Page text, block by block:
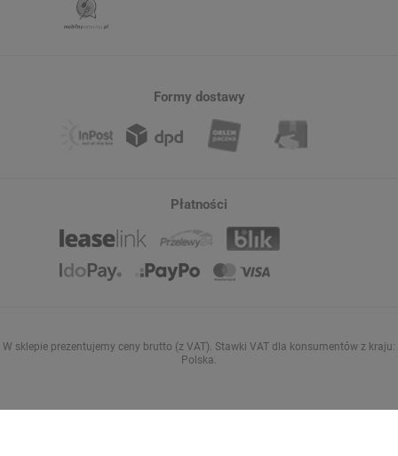
Formy dostawy
Płatności
W sklepie prezentujemy ceny brutto (z VAT). Stawki VAT dla konsumentów z kraju:
Polska.